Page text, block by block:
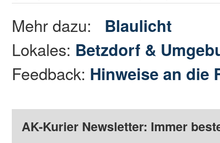
Mehr dazu: Blaulicht
Lokales: Betzdorf &
Feedback: Hinweise an die
AK-Kurier Newsletter: Immer